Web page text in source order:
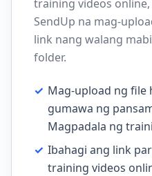
training videos
SendUp na mag-
link nang walang
folder.
✓ Mag-upload ng file
gumawa ng
Magpadala ng
✓ Ibahagi ang link
training videos